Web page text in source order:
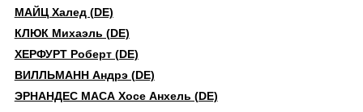
МАЙЦ Халед (DE)
КЛЮК Михаэль (DE)
ХЕРФУРТ Роберт (DE)
ВИЛЛЬМАНН Андрэ (DE)
ЭРНАНДЕС МАСА Хосе Анхель (DE)